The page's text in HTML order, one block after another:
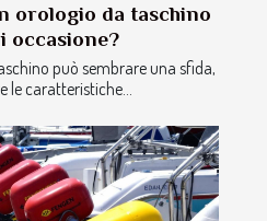
orologio da taschino
occasione?
può sembrare una sfida,
le caratteristiche...